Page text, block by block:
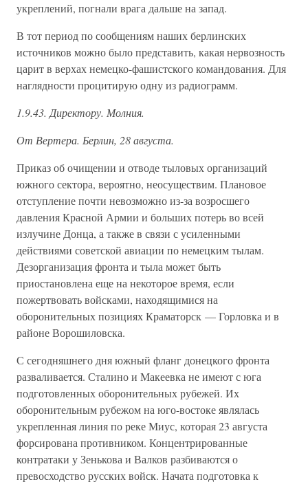
укреплений, погнали врага дальше на запад.
В тот период по сообщениям наших берлинских
источников можно было представить, какая нервозность
царит в верхах немецко-фашистского командования. Для
наглядности процитирую одну из радиограмм.
1.9.43. Директору. Молния.
От Вертера. Берлин, 28 августа.
Приказ об очищении и отводе тыловых организаций
южного сектора, вероятно, неосуществим. Плановое
отступление почти невозможно из-за возросшего
давления Красной Армии и больших потерь во всей
излучине Донца, а также в связи с усиленными
действиями советской авиации по немецким тылам.
Дезорганизация фронта и тыла может быть
приостановлена еще на некоторое время, если
пожертвовать войсками, находящимися на
оборонительных позициях Краматорск — Горловка и в
районе Ворошиловска.
С сегодняшнего дня южный фланг донецкого фронта
разваливается. Сталино и Макеевка не имеют с юга
подготовленных оборонительных рубежей. Их
оборонительным рубежом на юго-востоке являлась
укрепленная линия по реке Миус, которая 23 августа
форсирована противником. Концентрированные
контратаки у Зенькова и Валков разбиваются о
превосходство русских войск. Начата подготовка к